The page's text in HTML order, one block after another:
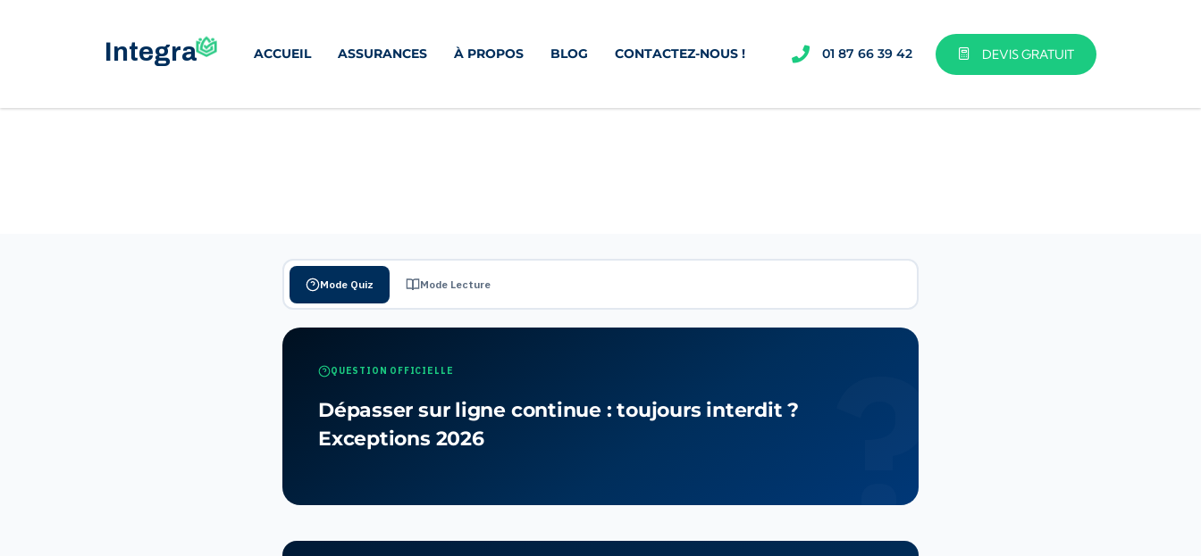
ACCUEIL ASSURANCES À PROPOS BLOG CONTACTEZ-NOUS ! 01 87 66 39 42 DEVIS GRATUIT
Mode Quiz Mode Lecture
QUESTION OFFICIELLE
Dépasser sur ligne continue : toujours interdit ?
Exceptions 2026